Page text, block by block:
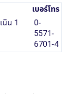
เบอร์โทร
นิน 1
0-
5571-
6701-4